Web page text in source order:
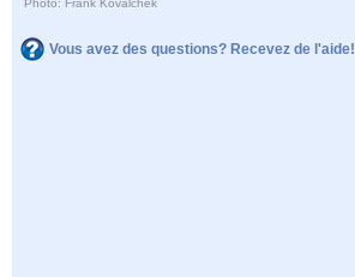
Photo: Frank Kovalchek
Vous avez des questions? Recevez de l'aide!